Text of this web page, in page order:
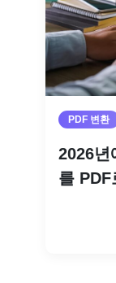
PDF 변환
2026년
를 PDF